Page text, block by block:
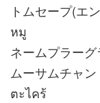
トムセープ(エ
หมู
ネームプラー
ムーサムチャ
ตะไคร้